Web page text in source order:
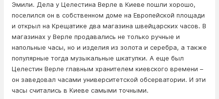
Эмили. Дела у Целестина Верле в Киеве пошли хорошо,
поселился он в собственном доме на Европейской площади
и открыл на Крещатике два магазина швейцарских часов. В
магазинах у Верле продавались не только ручные и
напольные часы, но и изделия из золота и серебра, а также
популярные тогда музыкальные шкатулки. А еще был
Целестин Верле главным хранителем киевского времени –
он заведовал часами университетской обсерватории. И эти
часы считались в Киеве самыми точными.